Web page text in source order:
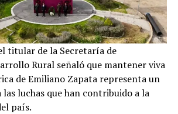
titular de la Secretaría de
Rural señaló que mantener viva
de Emiliano Zapata representa un
luchas que han contribuido a la
país.